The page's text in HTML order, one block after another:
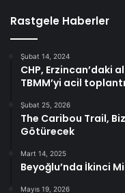
Rastgele Haberler
Şubat 14, 2024
CHP, Erzincan’daki
TBMM’yi acil
Şubat 25, 2026
The Caribou Trail,
Götürecek
Mart 14, 2025
Beyoğlu’nda İkinci
Mayıs 19, 2026